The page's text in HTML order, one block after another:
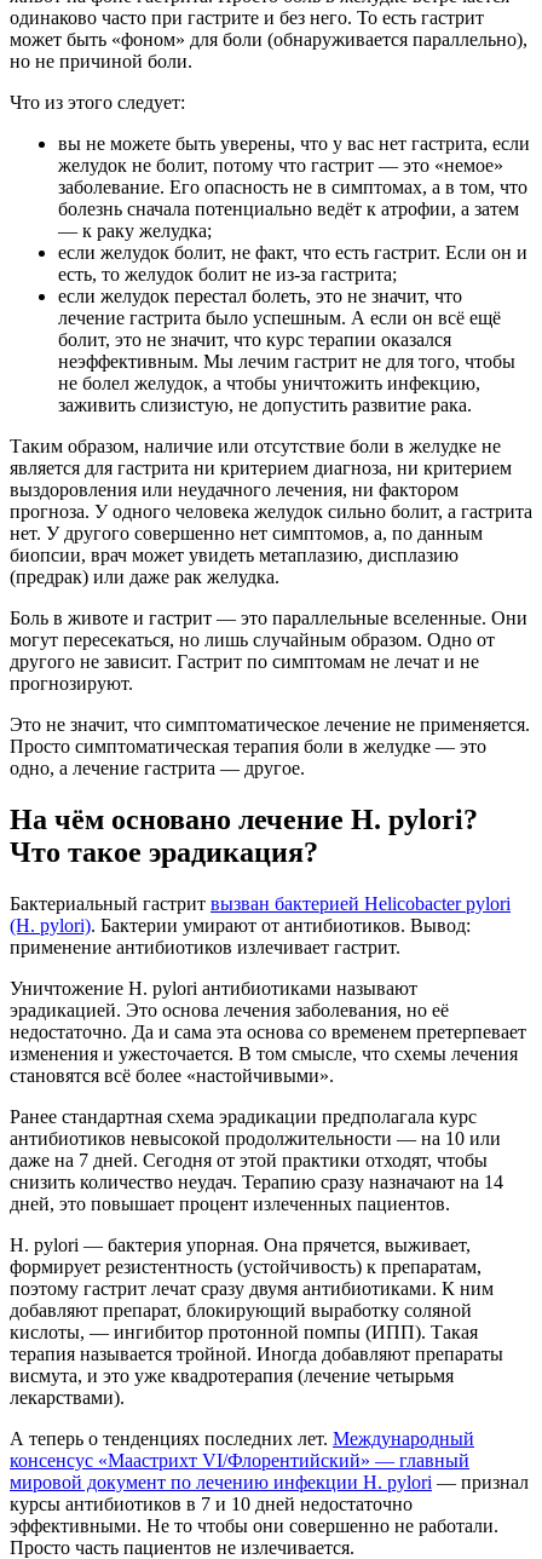
одинаково часто при гастрите и без него. То есть гастрит
может быть «фоном» для боли (обнаруживается параллельно),
но не причиной боли.
Что из этого следует:
вы не можете быть уверены, что у вас нет гастрита, если
желудок не болит, потому что гастрит — это «немое»
заболевание. Его опасность не в симптомах, а в том, что
болезнь сначала потенциально ведёт к атрофии, а затем
— к раку желудка;
если желудок болит, не факт, что есть гастрит. Если он и
есть, то желудок болит не из-за гастрита;
если желудок перестал болеть, это не значит, что
лечение гастрита было успешным. А если он всё ещё
болит, это не значит, что курс терапии оказался
неэффективным. Мы лечим гастрит не для того, чтобы
не болел желудок, а чтобы уничтожить инфекцию,
заживить слизистую, не допустить развитие рака.
Таким образом, наличие или отсутствие боли в желудке не
является для гастрита ни критерием диагноза, ни критерием
выздоровления или неудачного лечения, ни фактором
прогноза. У одного человека желудок сильно болит, а гастрита
нет. У другого совершенно нет симптомов, а, по данным
биопсии, врач может увидеть метаплазию, дисплазию
(предрак) или даже рак желудка.
Боль в животе и гастрит — это параллельные вселенные. Они
могут пересекаться, но лишь случайным образом. Одно от
другого не зависит. Гастрит по симптомам не лечат и не
прогнозируют.
Это не значит, что симптоматическое лечение не применяется.
Просто симптоматическая терапия боли в желудке — это
одно, а лечение гастрита — другое.
На чём основано лечение H. pylori?
Что такое эрадикация?
Бактериальный гастрит вызван бактерией Helicobacter pylori
(H. pylori). Бактерии умирают от антибиотиков. Вывод:
применение антибиотиков излечивает гастрит.
Уничтожение H. pylori антибиотиками называют
эрадикацией. Это основа лечения заболевания, но её
недостаточно. Да и сама эта основа со временем претерпевает
изменения и ужесточается. В том смысле, что схемы лечения
становятся всё более «настойчивыми».
Ранее стандартная схема эрадикации предполагала курс
антибиотиков невысокой продолжительности — на 10 или
даже на 7 дней. Сегодня от этой практики отходят, чтобы
снизить количество неудач. Терапию сразу назначают на 14
дней, это повышает процент излеченных пациентов.
H. pylori — бактерия упорная. Она прячется, выживает,
формирует резистентность (устойчивость) к препаратам,
поэтому гастрит лечат сразу двумя антибиотиками. К ним
добавляют препарат, блокирующий выработку соляной
кислоты, — ингибитор протонной помпы (ИПП). Такая
терапия называется тройной. Иногда добавляют препараты
висмута, и это уже квадротерапия (лечение четырьмя
лекарствами).
А теперь о тенденциях последних лет. Международный
консенсус «Маастрихт VI/Флорентийский» — главный
мировой документ по лечению инфекции H. pylori — признал
курсы антибиотиков в 7 и 10 дней недостаточно
эффективными. Не то чтобы они совершенно не работали.
Просто часть пациентов не излечивается.